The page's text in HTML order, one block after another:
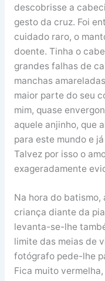
descobrisse a
gesto da cruz. Foi
cuidado raro, o
doente. Tinha o
grandes falhas de
manchas
maior parte do seu
mim, quase
aquele anjinho, que
para este mundo e
Talvez por isso o
exageradamente
Na hora do batismo,
criança diante da
levanta-se-lhe
limite das meias de
fotógrafo pede-lhe
Fica muito